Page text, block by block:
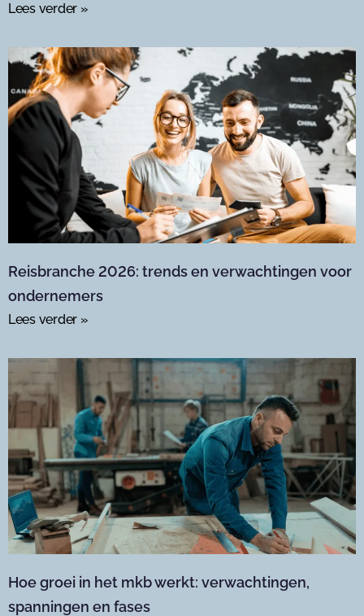
Lees verder »
Reisbranche 2026: trends en verwachtingen voor
ondernemers
Lees verder »
Hoe groei in het mkb werkt: verwachtingen,
spanningen en fases